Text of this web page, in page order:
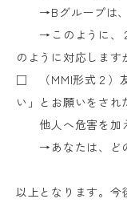
→Bグループは、
→このように、２
のように対応します
□ （MMI形式２）
い」とお願いをされ
他人へ危害を加え
→あなたは、どの
以上となります。今